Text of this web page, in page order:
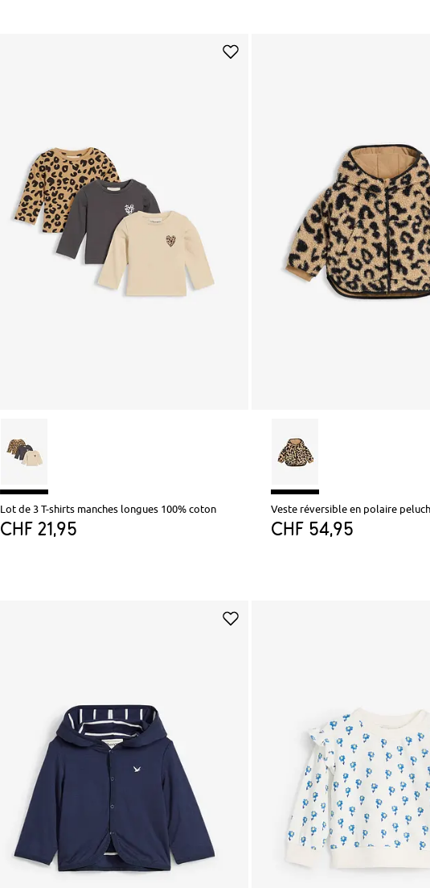
Lot de 3 T-shirts manches longues 100% coton
CHF 21,95
Veste réversible en polaire
CHF 54,95